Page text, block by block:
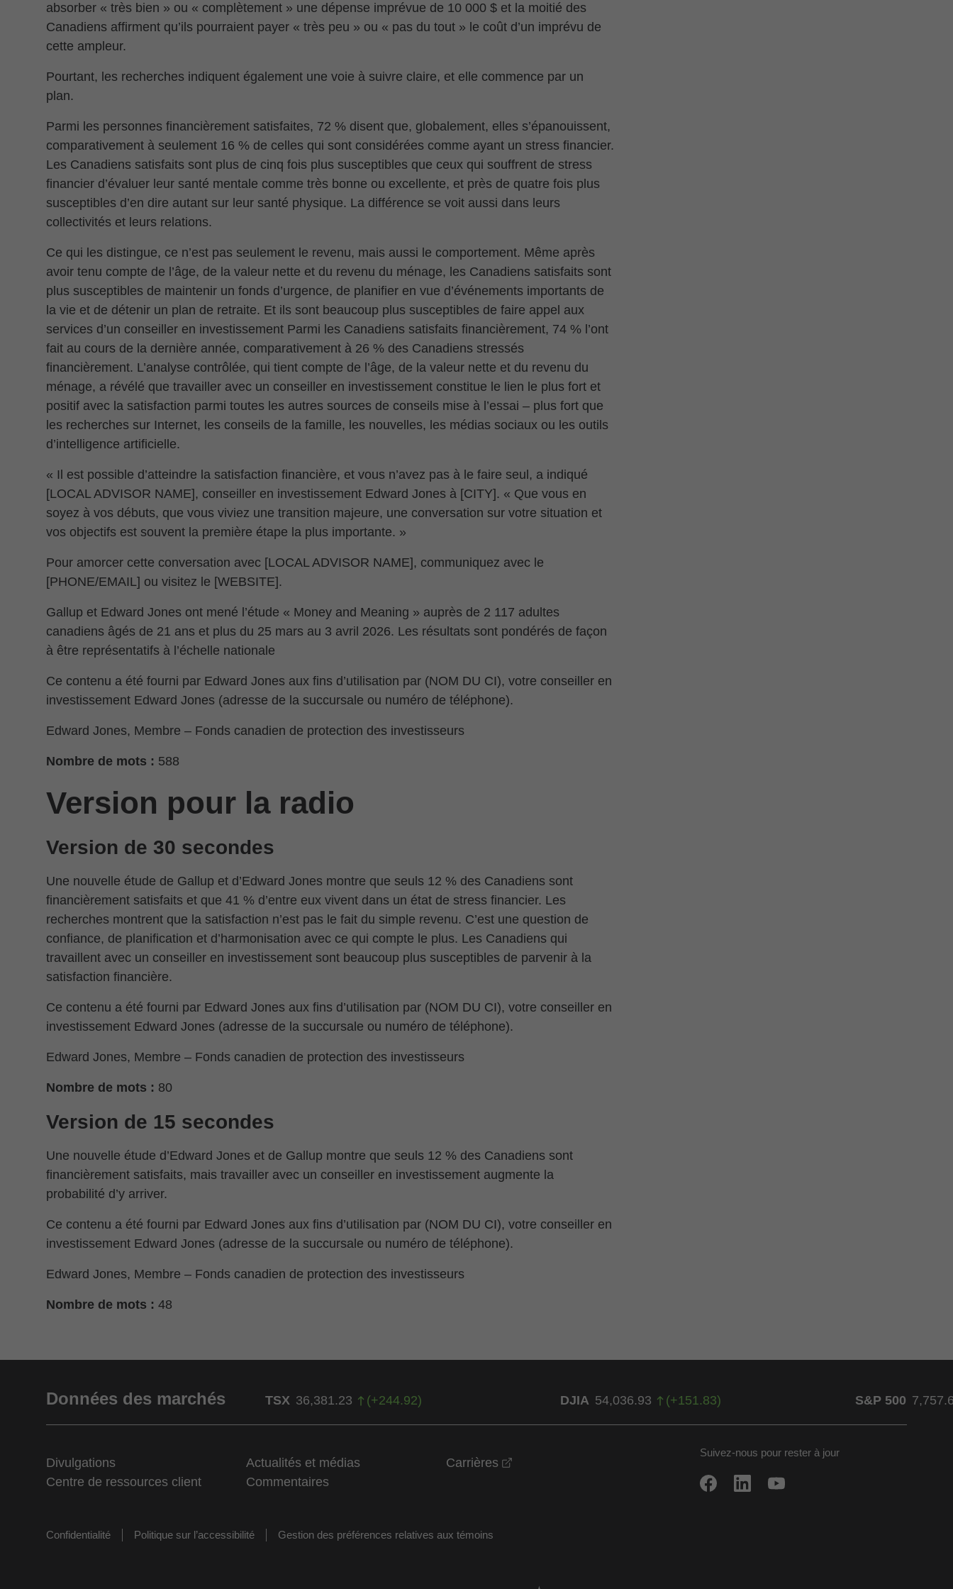
absorber « très bien » ou « complètement » une dépense imprévue de 10 000 $ et la moitié des
Canadiens affirment qu’ils pourraient payer « très peu » ou « pas du tout » le coût d’un imprévu de
cette ampleur.
Pourtant, les recherches indiquent également une voie à suivre claire, et elle commence par un
plan.
Parmi les personnes financièrement satisfaites, 72 % disent que, globalement, elles s’épanouissent,
comparativement à seulement 16 % de celles qui sont considérées comme ayant un stress financier.
Les Canadiens satisfaits sont plus de cinq fois plus susceptibles que ceux qui souffrent de stress
financier d’évaluer leur santé mentale comme très bonne ou excellente, et près de quatre fois plus
susceptibles d’en dire autant sur leur santé physique. La différence se voit aussi dans leurs
collectivités et leurs relations.
Ce qui les distingue, ce n’est pas seulement le revenu, mais aussi le comportement. Même après
avoir tenu compte de l’âge, de la valeur nette et du revenu du ménage, les Canadiens satisfaits sont
plus susceptibles de maintenir un fonds d’urgence, de planifier en vue d’événements importants de
la vie et de détenir un plan de retraite. Et ils sont beaucoup plus susceptibles de faire appel aux
services d’un conseiller en investissement Parmi les Canadiens satisfaits financièrement, 74 % l’ont
fait au cours de la dernière année, comparativement à 26 % des Canadiens stressés
financièrement. L’analyse contrôlée, qui tient compte de l’âge, de la valeur nette et du revenu du
ménage, a révélé que travailler avec un conseiller en investissement constitue le lien le plus fort et
positif avec la satisfaction parmi toutes les autres sources de conseils mise à l’essai – plus fort que
les recherches sur Internet, les conseils de la famille, les nouvelles, les médias sociaux ou les outils
d’intelligence artificielle.
« Il est possible d’atteindre la satisfaction financière, et vous n’avez pas à le faire seul, a indiqué
[LOCAL ADVISOR NAME], conseiller en investissement Edward Jones à [CITY]. « Que vous en
soyez à vos débuts, que vous viviez une transition majeure, une conversation sur votre situation et
vos objectifs est souvent la première étape la plus importante. »
Pour amorcer cette conversation avec [LOCAL ADVISOR NAME], communiquez avec le
[PHONE/EMAIL] ou visitez le [WEBSITE].
Gallup et Edward Jones ont mené l’étude « Money and Meaning » auprès de 2 117 adultes
canadiens âgés de 21 ans et plus du 25 mars au 3 avril 2026. Les résultats sont pondérés de façon
à être représentatifs à l’échelle nationale
Ce contenu a été fourni par Edward Jones aux fins d’utilisation par (NOM DU CI), votre conseiller en
investissement Edward Jones (adresse de la succursale ou numéro de téléphone).
Edward Jones, Membre – Fonds canadien de protection des investisseurs
Nombre de mots : 588
Version pour la radio
Version de 30 secondes
Une nouvelle étude de Gallup et d’Edward Jones montre que seuls 12 % des Canadiens sont
financièrement satisfaits et que 41 % d’entre eux vivent dans un état de stress financier. Les
recherches montrent que la satisfaction n’est pas le fait du simple revenu. C’est une question de
confiance, de planification et d’harmonisation avec ce qui compte le plus. Les Canadiens qui
travaillent avec un conseiller en investissement sont beaucoup plus susceptibles de parvenir à la
satisfaction financière.
Ce contenu a été fourni par Edward Jones aux fins d’utilisation par (NOM DU CI), votre conseiller en
investissement Edward Jones (adresse de la succursale ou numéro de téléphone).
Edward Jones, Membre – Fonds canadien de protection des investisseurs
Nombre de mots : 80
Version de 15 secondes
Une nouvelle étude d’Edward Jones et de Gallup montre que seuls 12 % des Canadiens sont
financièrement satisfaits, mais travailler avec un conseiller en investissement augmente la
probabilité d’y arriver.
Ce contenu a été fourni par Edward Jones aux fins d’utilisation par (NOM DU CI), votre conseiller en
investissement Edward Jones (adresse de la succursale ou numéro de téléphone).
Edward Jones, Membre – Fonds canadien de protection des investisseurs
Nombre de mots : 48
Données des marchés TSX 36,381.23 (+244.92) DJIA 54,036.93 (+151.83) S&P 500
Divulgations Actualités et médias Carrières
Centre de ressources client
Commentaires
Suivez-nous pour rester à jour
Confidentialité Politique sur l’accessibilité Gestion des préférences relatives aux témoins